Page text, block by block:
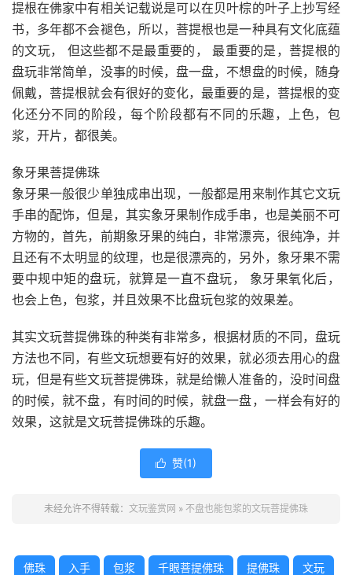
提根在佛家中有相关记载说是可以在贝叶棕的叶子上抄写经
书，多年都不会褪色，所以，菩提根也是一种具有文化底蕴
的文玩， 但这些都不是最重要的， 最重要的是，菩提根的
盘玩非常简单，没事的时候，盘一盘，不想盘的时候，随身
佩戴，菩提根就会有很好的变化，最重要的是，菩提根的变
化还分不同的阶段，每个阶段都有不同的乐趣，上色，包
浆，开片，都很美。
象牙果菩提佛珠
象牙果一般很少单独成串出现，一般都是用来制作其它文玩
手串的配饰，但是，其实象牙果制作成手串，也是美丽不可
方物的，首先，前期象牙果的纯白，非常漂亮，很纯净，并
且还有不太明显的纹理，也是很漂亮的，另外，象牙果不需
要中规中矩的盘玩，就算是一直不盘玩， 象牙果氧化后，
也会上色，包浆，并且效果不比盘玩包浆的效果差。
其实文玩菩提佛珠的种类有非常多，根据材质的不同，盘玩
方法也不同，有些文玩想要有好的效果，就必须去用心的盘
玩，但是有些文玩菩提佛珠，就是给懒人准备的，没时间盘
的时候，就不盘，有时间的时候，就盘一盘，一样会有好的
效果，这就是文玩菩提佛珠的乐趣。
 赞(1)
未经允许不得转载： 文玩鉴赏网 » 不盘也能包浆的文玩菩提佛珠
佛珠 入手 包浆 千眼菩提佛珠 提佛珠 文玩